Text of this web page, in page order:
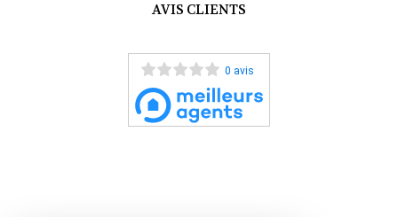
AVIS CLIENTS
0 avis